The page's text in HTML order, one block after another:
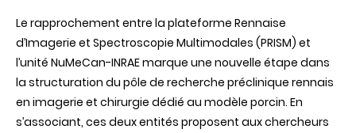
Le rapprochement entre la plateforme Rennaise
d’Imagerie et Spectroscopie Multimodales (PRISM) et
l’unité NuMeCan-INRAE marque une nouvelle étape dans
la structuration du pôle de recherche préclinique rennais
en imagerie et chirurgie dédié au modèle porcin. En
s’associant, ces deux entités proposent aux chercheurs